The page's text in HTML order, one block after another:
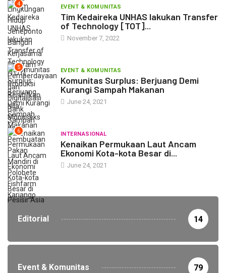
4 EVENT & KOMUNITAS
Tim Kedaireka UNHAS lakukan Transfer
of Technology [TOT]...
November 7, 2022
5 EVENT & KOMUNITAS
Komunitas Surplus: Berjuang Demi
Kurangi Sampah Makanan
June 24, 2021
6 INTERNASIONAL
Kenaikan Permukaan Laut Ancam
Ekonomi Kota-kota Besar di...
June 24, 2021
Editorial 14
Event & Komunitas 79